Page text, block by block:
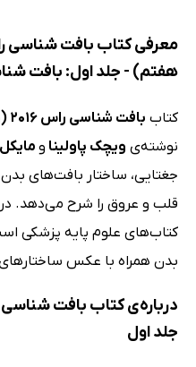
هفتم) - جلد اول: بافت
کتاب بافت شناسی راس 2016 (ویراست هفتم) - جلد اول
نوشته‌ی ویچک پاولینا و
جغتایی، ساختار بافت‌های بدن
قلب و عروق را شرح می‌دهد. در
کتاب‌های علوم پایه پزشکی
بدن همراه با عکس ساختارهای
جلد اول